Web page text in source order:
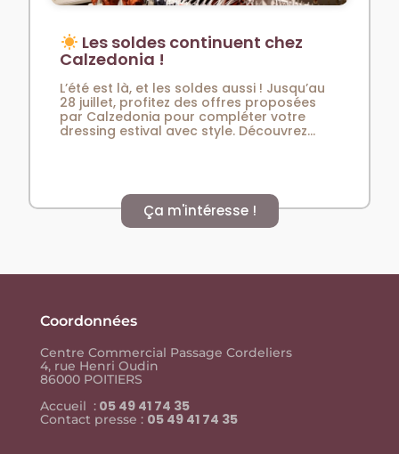
Les soldes continuent chez
Calzedonia !
L’été est là, et les soldes aussi ! Jusqu’au
28 juillet, profitez des offres proposées
par Calzedonia pour compléter votre
dressing estival avec style. Découvrez...
Ça m'intéresse !
Coordonnées
Centre Commercial Passage Cordeliers
4, rue Henri Oudin
86000 POITIERS
Accueil : 05 49 41 74 35
Contact presse : 05 49 41 74 35